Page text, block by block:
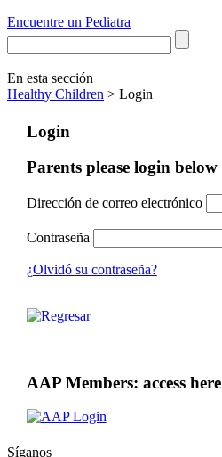
Encuentre un Pediatra
En esta sección
Healthy Children > Login
Login
Parents please login below
Dirección de correo electrónico
Contraseña
¿Olvidó su contraseña?
AAP Members: access here
Síganos